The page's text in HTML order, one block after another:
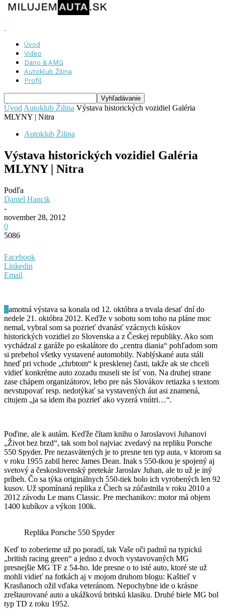
Úvod
Video
Dano & AMG
Autoklub Žilina
Profil
Úvod Autoklub Žilina Výstava historických vozidiel Galéria
MLYNY | Nitra
Autoklub Žilina
Výstava historických vozidiel Galéria
MLYNY | Nitra
Podľa
Daniel Hancik
-
november 28, 2012
0
5086
Facebook
Linkedin
Email
amotná výstava sa konala od 12. októbra a trvala desať dní do
nedele 21. októbra 2012. Keďže v sobotu som toho na pláne moc
nemal, vybral som sa pozrieť dvanásť vzácnych kúskov
historických vozidiel zo Slovenska a z Českej republiky. Ako som
vychádzal z garáže po eskalátore do „centra diania“ pohľadom som
si prebehol všetky vystavené automobily. Nablýskané auta stáli
hneď pri vchode „chrbtom“ k presklenej časti, takže ak ste chceli
vidieť konkrétne auto zozadu museli ste ísť von. Na druhej strane
zase chápem organizátorov, lebo pre nás Slovákov retiazka s textom
nevstupovať resp. nedotýkať sa vystavených áut asi znamená,
citujem „ja sa idem iba pozrieť ako vyzerá vnútri…“.
Poďme, ale k autám. Keďže čítam knihu o Jaroslavovi Juhanovi
„Život bez brzd“, tak som bol najviac zvedavý na repliku Porsche
550 Spyder. Pre nezasvätených je to presne ten typ auta, v ktorom sa
v roku 1955 zabil herec James Dean. Inak s 550-tkou je spojený aj
svetový a československý pretekár Jaroslav Juhan, ale to už je iný
príbeh. Čo sa týka originálnych 550-tiek bolo ich vyrobených len 92
kusov. Už spomínaná replika z Čiech sa zúčastnila v roku 2010 a
2012 závodu Le mans Classic. Pre mechanikov: motor má objem
1400 kubíkov a výkon 100k.
Replika Porsche 550 Spyder
Keď to zoberieme už po poradí, tak Vaše oči padnú na typickú
„british racing green“ a jedno z dvoch vystavovaných MG
presnejšie MG TF z 54-ho. Ide presne o to isté auto, ktoré ste už
mohli vidieť na fotkách aj v mojom druhom blogu: Kaštieľ v
Krasňanoch ožil vďaka veteránom. Nepochybne ide o krásne
zreštaurované auto a ukážkovú britskú klasiku. Druhé biele MG bol
typ TD z roku 1952.